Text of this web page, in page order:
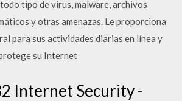
tipo de virus, malware, archivos
y otras amenazas. Le proporciona
para sus actividades diarias en línea y
su Internet
Internet Security -